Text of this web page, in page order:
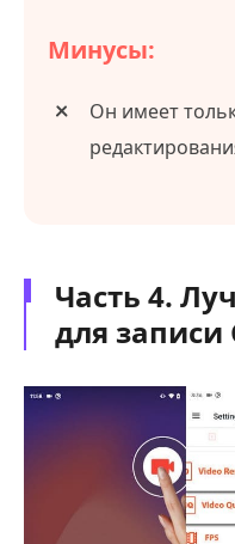
Минусы:
Он имеет
Часть 4.
для записи